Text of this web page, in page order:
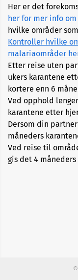
Kategori
Kategori
Kategori
Kategori
Kategori
Her er det
her for mer info
hvilke områder
Kontroller hvilke
malariaområder
Etter reise uten
ukers karantene
kortere enn 6
Ved opphold
karantene etter
Dersom din
måneders
Ved reise til
gis det 4
©